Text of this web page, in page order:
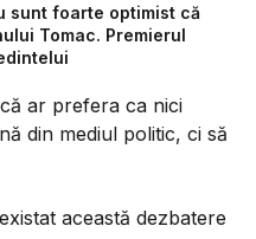
sunt foarte optimist că
Tomac. Premierul
ar prefera ca nici
din mediul politic, ci să
această dezbatere